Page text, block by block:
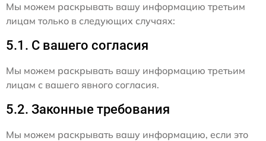
Мы можем раскрывать вашу информацию третьим
лицам только в следующих случаях:
5.1. С вашего согласия
Мы можем раскрывать вашу информацию третьим
лицам с вашего явного согласия.
5.2. Законные требования
Мы можем раскрывать вашу информацию, если это